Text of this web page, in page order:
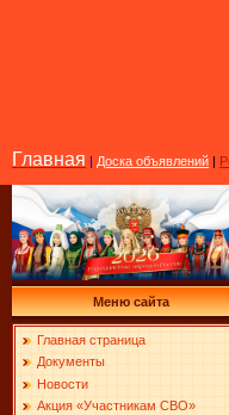
Главная | Доска объявлений |
Меню сайта
Главная страница
Документы
Новости
Акция «Участникам СВО»